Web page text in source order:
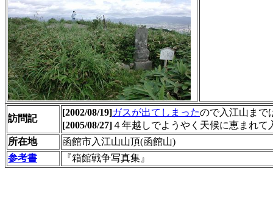
訪問記
[2002/08/19]ガスが出てしまったので入江山まで
[2005/08/27]４年越しでようやく天候に恵まれて
所在地
函館市入江山山頂(函館山)
参考書
『箱館戦争写真集』